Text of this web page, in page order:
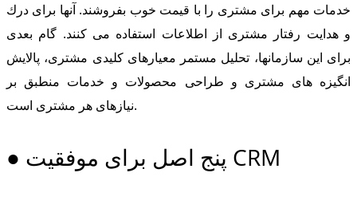
خدمات مهم برای مشتری را با قیمت خوب بفروشند. آنها برای درك
و هدایت رفتار مشتری از اطلاعات استفاده می كنند. گام بعدی
برای این سازمانها، تحلیل مستمر معیارهای كلیدی مشتری، پالایش
انگیزه های مشتری و طراحی محصولات و خدمات منطبق بر
نیازهای هر مشتری است.
● پنج اصل برای موفقیت CRM